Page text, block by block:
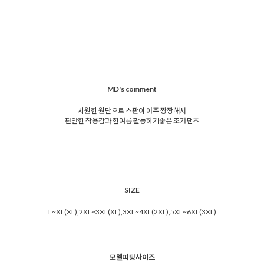
MD's comment
시원한 원단으로 스판이 아주 짱짱해서
편안한 착용감과 한여름 활동하기좋은 조거팬츠
SIZE
L~XL(XL),2XL~3XL(XL),3XL~4XL(2XL),5XL~6XL(3XL)
모델피팅사이즈